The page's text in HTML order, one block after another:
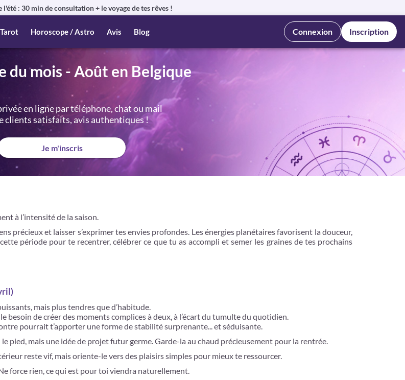
l'été : 30 min de consultation + le voyage de tes rêves !
Horoscope / Astro Avis Blog Connexion Inscription
du mois - Août en Belgique
en ligne par téléphone, chat ou mail
clients satisfaits, avis authentiques !
Je m'inscris
à l’intensité de la saison.
précieux et laisser s’exprimer tes envies profondes. Les énergies planétaires favorisent la douceur,
période pour te recentrer, célébrer ce que tu as accompli et semer les graines de tes prochains
mais plus tendres que d’habitude.
besoin de créer des moments complices à deux, à l’écart du tumulte du quotidien.
pourrait t’apporter une forme de stabilité surprenante... et séduisante.
pied, mais une idée de projet futur germe. Garde-la au chaud précieusement pour la rentrée.
reste vif, mais oriente-le vers des plaisirs simples pour mieux te ressourcer.
force rien, ce qui est pour toi viendra naturellement.